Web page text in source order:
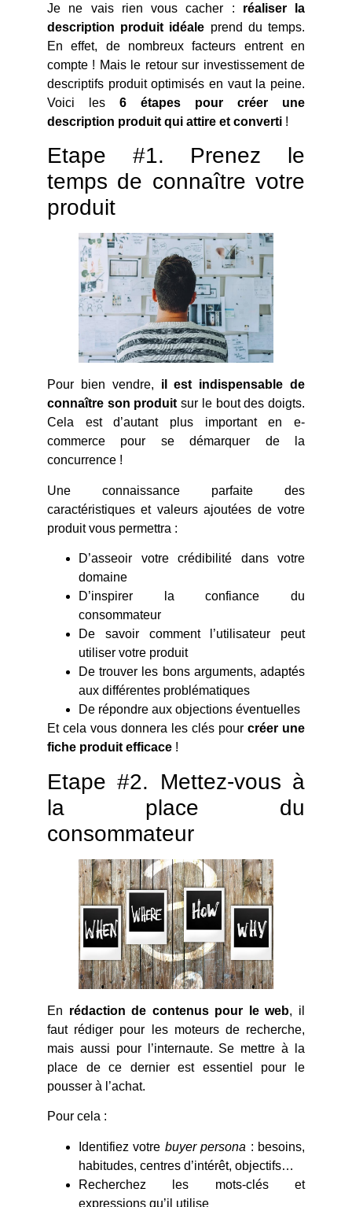
Je ne vais rien vous cacher : réaliser la
description produit idéale prend du temps.
En effet, de nombreux facteurs entrent en
compte ! Mais le retour sur investissement de
descriptifs produit optimisés en vaut la peine.
Voici les 6 étapes pour créer une
description produit qui attire et converti !
Etape #1. Prenez le
temps de connaître votre
produit
Pour bien vendre, il est indispensable de
connaître son produit sur le bout des doigts.
Cela est d’autant plus important en e-
commerce pour se démarquer de la
concurrence !
Une connaissance parfaite des
caractéristiques et valeurs ajoutées de votre
produit vous permettra :
D’asseoir votre crédibilité dans votre
domaine
D’inspirer la confiance du
consommateur
De savoir comment l’utilisateur peut
utiliser votre produit
De trouver les bons arguments, adaptés
aux différentes problématiques
De répondre aux objections éventuelles
Et cela vous donnera les clés pour créer une
fiche produit efficace !
Etape #2. Mettez-vous à
la place du
consommateur
En rédaction de contenus pour le web, il
faut rédiger pour les moteurs de recherche,
mais aussi pour l’internaute. Se mettre à la
place de ce dernier est essentiel pour le
pousser à l’achat.
Pour cela :
Identifiez votre buyer persona : besoins,
habitudes, centres d’intérêt, objectifs…
Recherchez les mots-clés et
expressions qu’il utilise